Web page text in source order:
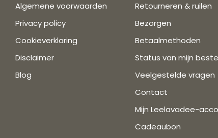
Algemene voorwaarden
Privacy policy
Cookieverklaring
Disclaimer
Blog
Retourneren & ruilen
Bezorgen
Betaalmethoden
Status van mijn
Veelgestelde vragen
Contact
Mijn Leelavadee-
Cadeaubon